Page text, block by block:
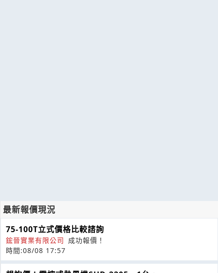
最新報價現況
75-100T立式價格比較諮詢
鋐晉實業有限公司 成功報價！
時間:08/08 17:57